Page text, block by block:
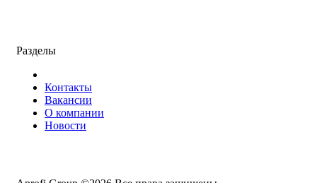
Разделы
Контакты
Вакансии
О компании
Новости